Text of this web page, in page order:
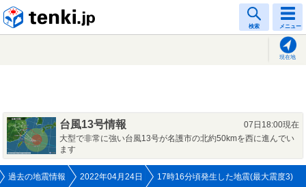
検索 メニュー
現在地
台風13号情報
07日18:00現在
大型で非常に強い台風13号が名護市の北約50kmを西に進んでい
ます
過去の地震情報 2022年04月24日 17時16分頃発生した地震(最大震度3)